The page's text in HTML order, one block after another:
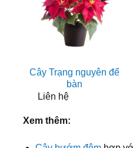
Cây Trạng nguyên để
bàn
Liên hệ
Xem thêm: